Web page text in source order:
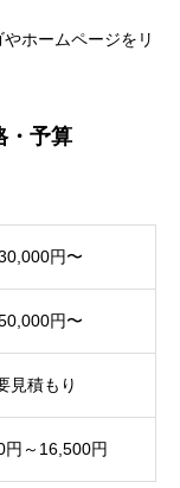
ホームページをリ
・予算
円〜
円〜
見積もり
円～16,500円